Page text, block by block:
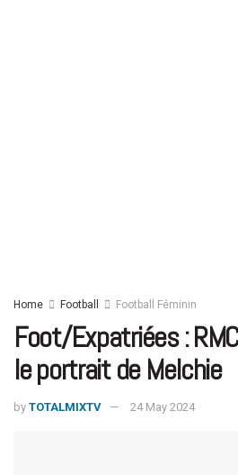
Home Football Football Féminin
Foot/Expatriées :
le portrait de Melchie
by TOTALMIXTV 24 May 2024